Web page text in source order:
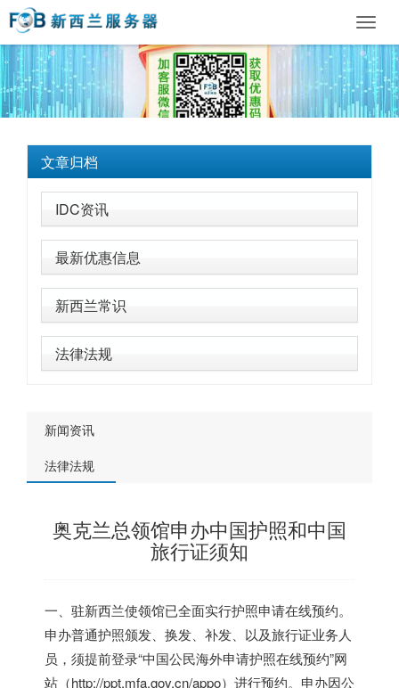
文章归档
IDC资讯
最新优惠信息
新西兰常识
法律法规
新闻资讯
法律法规
奥克兰总领馆申办中国护照和中国
旅行证须知
一、驻新西兰使领馆已全面实行护照申请在线预约。
申办普通护照颁发、换发、补发、以及旅行证业务人
员，须提前登录“中国公民海外申请护照在线预约”网
站（http://ppt.mfa.gov.cn/appo）进行预约。申办因公